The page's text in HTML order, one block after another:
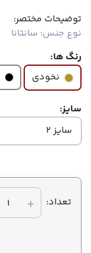
توضیحات مختصر:
نوع جنس: سانتانا
رنگ ها:
نخودی
سایز:
سایز 2
تعداد: 1